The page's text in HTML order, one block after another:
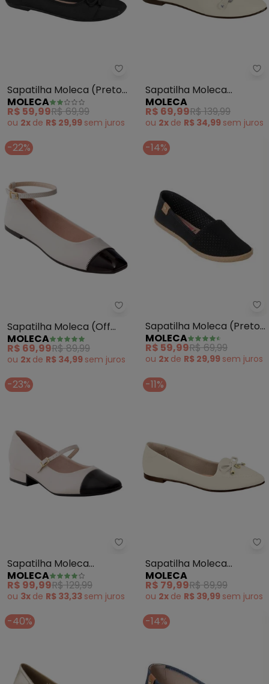
Moleca - Sapatilha Moleca
Sapatilha Moleca (Preto)
com Detalhe de Laço
MOLECA
R$ 59,99R$ 69,99
ou 2x de R$ 29,99 sem juros
Sapatilha Moleca
(Branca)
MOLECA
R$ 69,99R$ 139,99
ou 2x de R$ 34,99 sem juros
-22%
Moleca - Sapatilha Moleca
Sapatilha Moleca (Off
White) em Sintético
MOLECA
R$ 69,99R$ 89,99
ou 2x de R$ 34,99 sem juros
-14%
Sapatilha Moleca (Preto)
com Micro Furos
MOLECA
R$ 59,99R$ 69,99
ou 2x de R$ 29,99 sem juros
-23%
Moleca - Sapatilha Moleca
Sapatilha Moleca
(Branco) em Sintético
MOLECA
R$ 99,99R$ 129,99
ou 3x de R$ 33,33 sem juros
-11%
Sapatilha Moleca
(Branco Off) com
Palmilha Confort
MOLECA
R$ 79,99R$ 89,99
ou 2x de R$ 39,99 sem juros
-40% -14%